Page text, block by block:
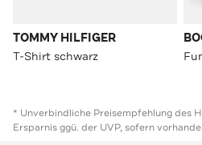
TOMMY HILFIGER
T-Shirt schwarz
* Unverbindliche Preisempfehlung des
Ersparnis ggü. der UVP, sofern